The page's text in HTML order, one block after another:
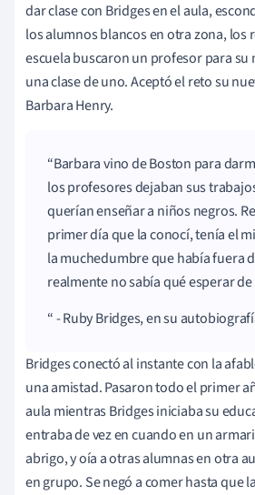
dar clase con Bridges en el aula,
los alumnos blancos en otra zona, los
escuela buscaron un profesor para su
una clase de uno. Aceptó el reto su
Barbara Henry.
Barbara vino de Boston para
los profesores dejaban sus
querían enseñar a niños negros.
primer día que la conocí, tenía el
la muchedumbre que había fuera
realmente no sabía qué esperar de
- Ruby Bridges, en su
Bridges conectó al instante con la
una amistad. Pasaron todo el primer
aula mientras Bridges iniciaba su
entraba de vez en cuando en un
abrigo, y oía a otras alumnas en otra
en grupo. Se negó a comer hasta que